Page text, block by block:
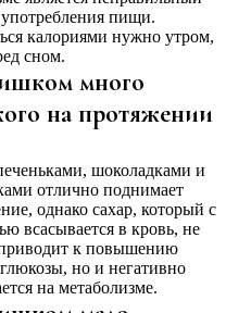
пищи.
калориями нужно утром,
сном.
много
на протяжении
шоколадками и
отлично поднимает
однако сахар, который с
всасывается в кровь, не
к повышению
но и негативно
на метаболизме.